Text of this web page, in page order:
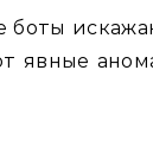
боты
явные